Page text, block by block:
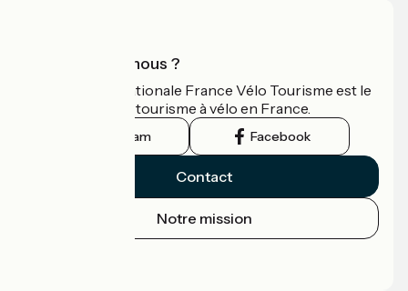
Qui sommes-nous ?
L'association nationale France Vélo Tourisme est le
guide officiel du tourisme à vélo en France.
Instagram Facebook
Contact
Notre mission